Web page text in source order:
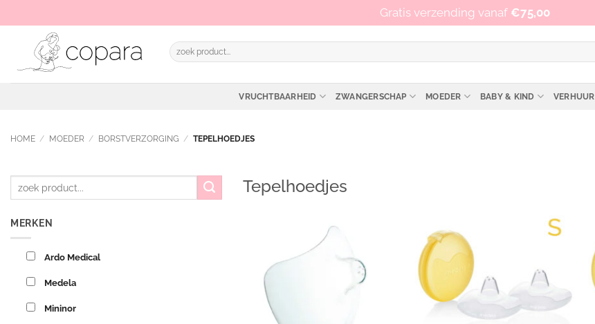
naar
Op werkdagen vóór 15:00 besteld, zelfde dag verzonden!
Zoeken
naar:
VRUCHTBAARHEID ZWANGERSCHAP MOEDER BABY & KIND VERHUUR
HOME / MOEDER / BORSTVERZORGING / TEPELHOEDJES
MERKEN
Ardo Medical
Medela
Mininor
Tepelhoedjes
Gratis verzending vanaf €75,00